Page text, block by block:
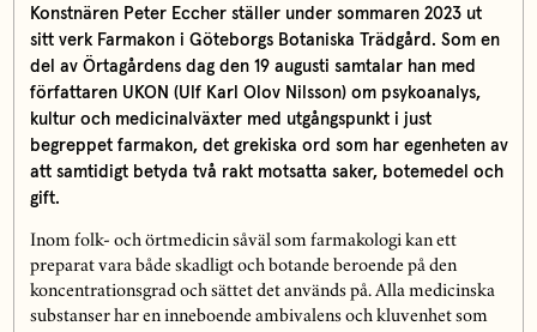
Konstnären Peter Eccher ställer under sommaren 2023 ut
sitt verk Farmakon i Göteborgs Botaniska Trädgård. Som en
del av Örtagårdens dag den 19 augusti samtalar han med
författaren UKON (Ulf Karl Olov Nilsson) om psykoanalys,
kultur och medicinalväxter med utgångspunkt i just
begreppet farmakon, det grekiska ord som har egenheten av
att samtidigt betyda två rakt motsatta saker, botemedel och
gift.
Inom folk- och örtmedicin såväl som farmakologi kan ett
preparat vara både skadligt och botande beroende på den
koncentrationsgrad och sättet det används på. Alla medicinska
substanser har en inneboende ambivalens och kluvenhet som